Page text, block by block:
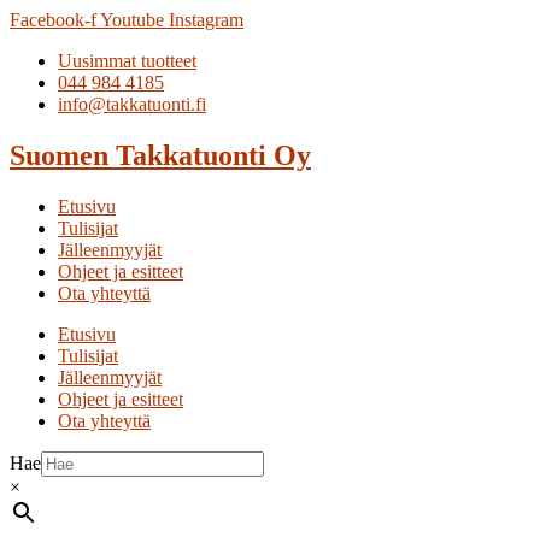
Facebook-fYoutube Instagram
Uusimmat tuotteet
044 984 4185
info@takkatuonti.fi
Suomen Takkatuonti Oy
Etusivu
Tulisijat
Jälleenmyyjät
Ohjeet ja esitteet
Ota yhteyttä
Etusivu
Tulisijat
Jälleenmyyjät
Ohjeet ja esitteet
Ota yhteyttä
Hae
×